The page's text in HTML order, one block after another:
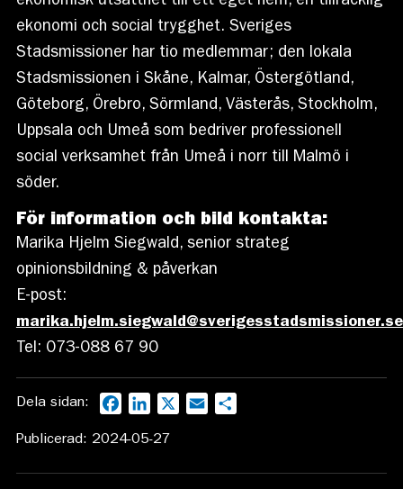
ekonomi och social trygghet. Sveriges
Stadsmissioner har tio medlemmar; den lokala
Stadsmissionen i Skåne, Kalmar, Östergötland,
Göteborg, Örebro, Sörmland, Västerås, Stockholm,
Uppsala och Umeå som bedriver professionell
social verksamhet från Umeå i norr till Malmö i
söder.
För information och bild kontakta:
Marika Hjelm Siegwald, senior strateg
opinionsbildning & påverkan
E-post:
marika.hjelm.siegwald@sverigesstadsmissioner.se
Tel: 073-088 67 90
Dela sidan: FacebookLinkedIn Email
Publicerad: 2024-05-27